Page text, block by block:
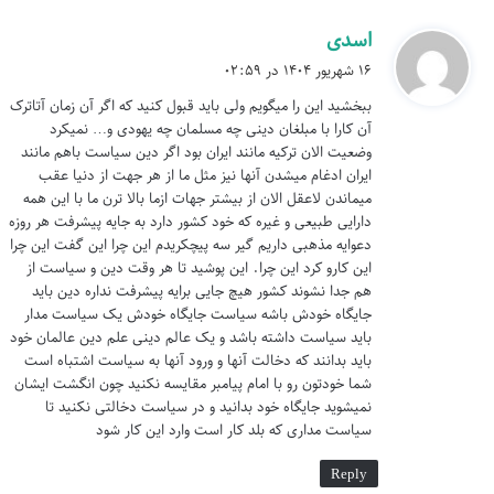
«جوانان ترکیه» شکل دادند که جمعیت اتحاد و پیشرفت، حزب
آزادی و ائتلاف یا اتحاد لیبرال، حزب کمونیستی عثمانی، جمعیت
جوانان عربی و… را در کنار خود برای پیشبرد مدرنیته و غربگرایی
جمع کردند. چون آنها معتقد بودند که فساد اداری و سیاسی دولت
عثمانی است که موجب عقب ماندگی آن شده است.
تشکل «جوانان ترکیه» هسته اصلی انقلاب ژوئیه ۱۹۰۸ علیه سلطان
عبدالحمید بود. انقلابی که سلطان را ناچار کرد بار دیگر نظام
مشروطه را بازگرداند و عقب نشینی کند. اینچنین شد که بخش
وسیعی از مردم و نظامیان میزان تاثیر بازگشت به سنت ها و افکار
اسلامی و عثمانی را در اداره حکومت درک کردند.
گروه های موافق سلطان عبدالحمید به مخالفت با مدرنیزاسیون
برخاستند. اما انقلابیون در خلع سلطان عبدالحمید از آنها پیشی
اسدی
ت
:
۱۶ شهریور ۱۴۰۴ در ۰۲:۵۹
ببخشید این را میگویم ولی باید قبول کنید که اگر آن زمان آتاترک
آن کارا با مبلغان دینی چه مسلمان چه یهودی و… نمیکرد
وضعیت الان ترکیه مانند ایران بود اگر دین سیاست باهم مانند
ایران ادغام میشدن آنها نیز مثل ما از هر جهت از دنیا عقب
میماندن لاعقل الان از بیشتر جهات ازما بالا ترن ما با این همه
دارایی طبیعی و غیره که خود کشور دارد به جایه پیشرفت هر روزه
دعوایه مذهبی داریم گیر سه پیچکریدم این چرا این گفت این چرا
این کارو کرد این چرا. این پوشید تا هر وقت دین و سیاست از
هم جدا نشوند کشور هیچ جایی برایه پیشرفت نداره دین باید
جایگاه خودش باشه سیاست جایگاه خودش یک سیاست مدار
باید سیاست داشته باشد و یک عالم دینی علم دین عالمان خود
باید بدانند که دخالت آنها و ورود آنها به سیاست اشتباه است
شما خودتون رو با امام پیامبر مقایسه نکنید چون انگشت ایشان
نمیشوید جایگاه خود بدانید و در سیاست دخالتی نکنید تا
سیاست مداری که بلد کار است وارد این کار شود
Reply